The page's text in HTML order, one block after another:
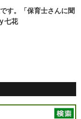
す。「保育士さんに聞
七花